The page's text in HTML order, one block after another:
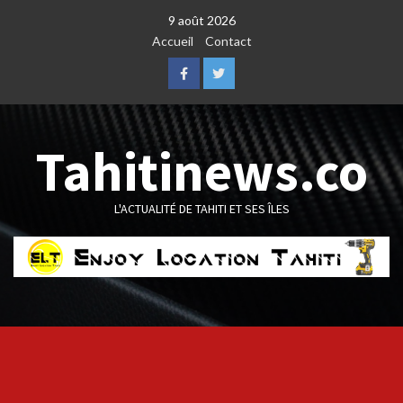
9 août 2026
Accueil
Contact
FacebookTwitter
Tahitinews.co
L'ACTUALITÉ DE TAHITI ET SES ÎLES